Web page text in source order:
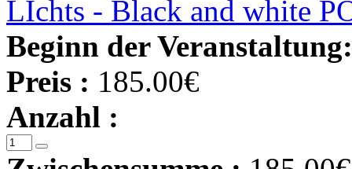
LIchts - Black and white
Beginn der
Preis : 185.00€
Anzahl :